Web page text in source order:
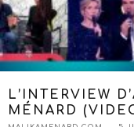
L’INTERVIEW
MÉNARD